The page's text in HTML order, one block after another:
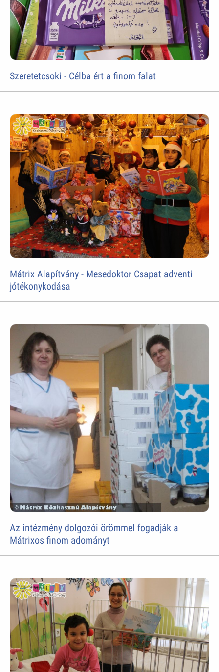
Szeretetcsoki - Célba ért a finom falat
Mátrix Alapítvány - Mesedoktor Csapat adventi
jótékonykodása
Az intézmény dolgozói örömmel fogadják a
Mátrixos finom adományt